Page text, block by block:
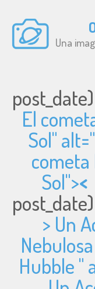
Una
El
Sol" alt="
cometa
Sol"><
> Un
Hubble "